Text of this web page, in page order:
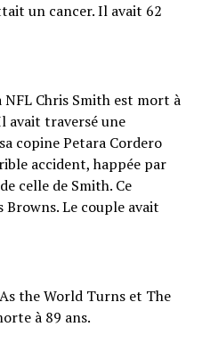
un cancer. Il avait 62
Chris Smith est mort à
avait traversé une
copine Petara Cordero
accident, happée par
celle de Smith. Ce
Le couple avait
the World Turns et The
à 89 ans.